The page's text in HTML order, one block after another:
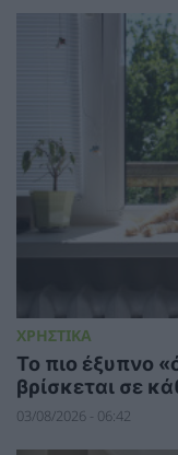
ΧΡΗΣΤΙΚΑ
To πιο έξυπνο
βρίσκεται σε
03/08/2026 - 06:42